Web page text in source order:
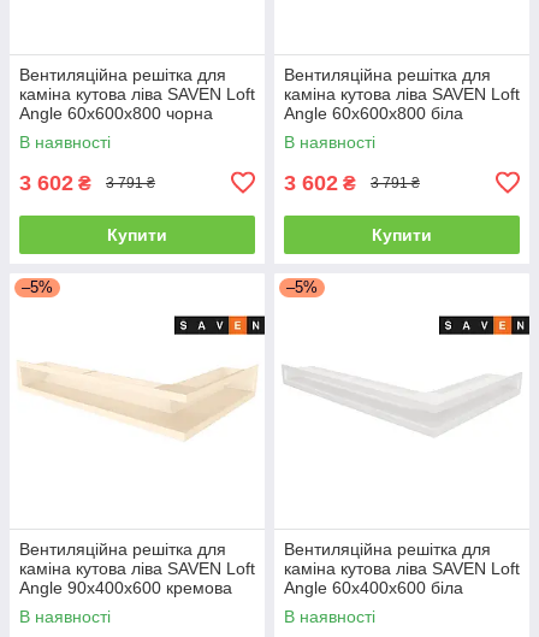
Вентиляційна решітка для
каміна кутова ліва SAVEN Loft
Angle 60х600х800 чорна
В наявності
3 602 ₴ 3 791 ₴
Купити
Вентиляційна решітка для
каміна кутова ліва SAVEN Loft
Angle 60х600х800 біла
В наявності
3 602 ₴ 3 791 ₴
Купити
–5%
Вентиляційна решітка для
каміна кутова ліва SAVEN Loft
Angle 90х400х600 кремова
В наявності
–5%
Вентиляційна решітка для
каміна кутова ліва SAVEN Loft
Angle 60х400х600 біла
В наявності